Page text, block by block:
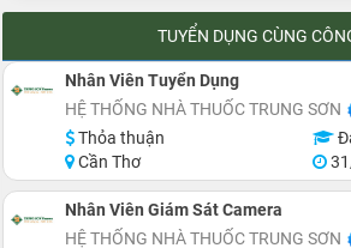
TUYỂN DỤNG CÙNG
Nhân Viên Tuyển Dụng
HỆ THỐNG NHÀ THUỐC TRUNG SƠN
Thỏa thuận
Cần Thơ
Nhân Viên Giám Sát Camera
HỆ THỐNG NHÀ THUỐC TRUNG SƠN